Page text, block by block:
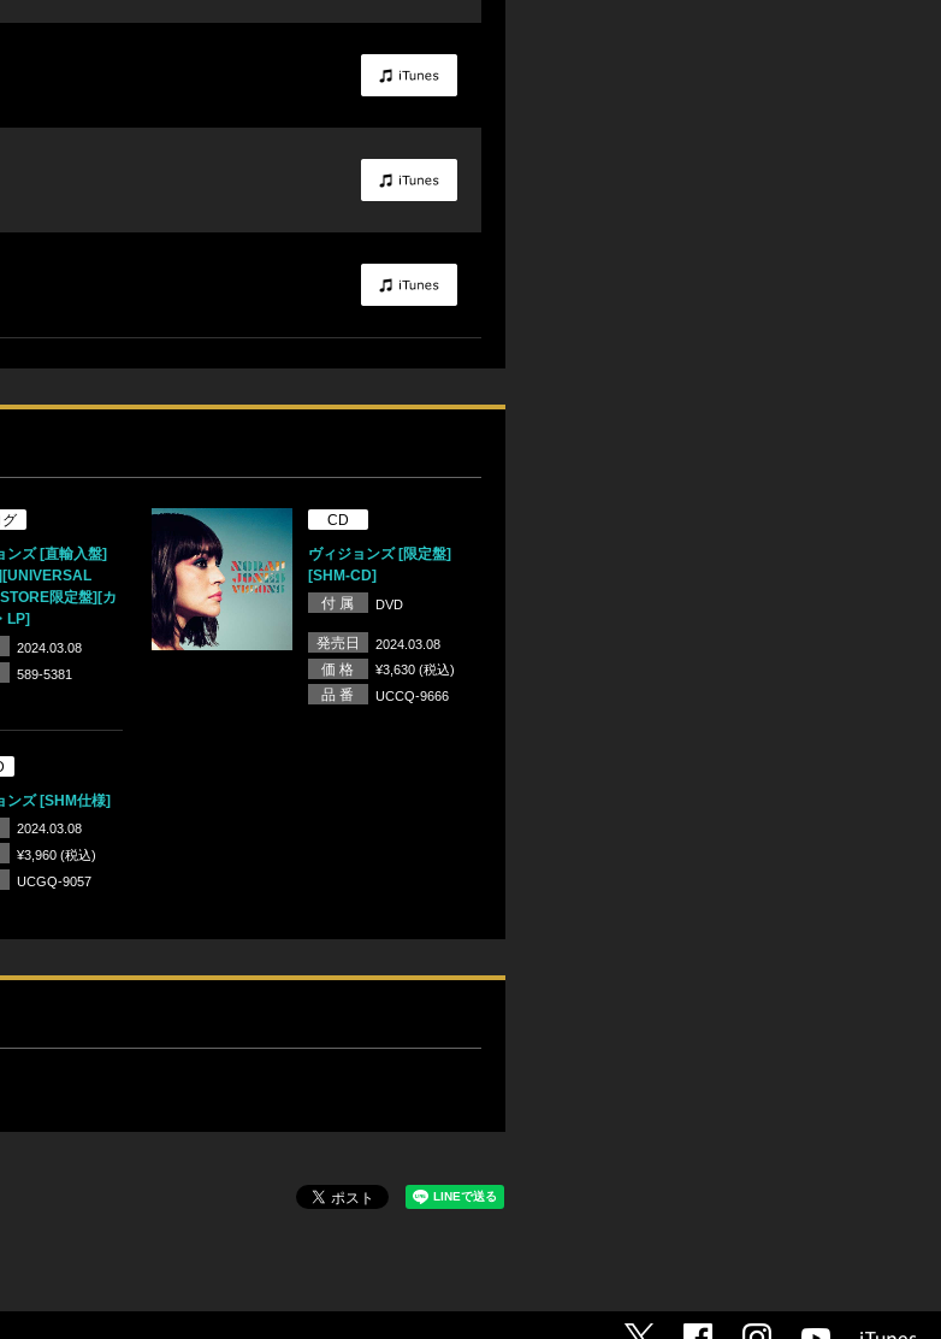
グ
ンズ [直輸入盤]
限定盤][カ
LP]
2024.03.08
589-5381
CD
ヴィジョンズ [限定盤]
[SHM-CD]
付 属
DVD
発売日 2024.03.08
価 格 ¥3,630 (税込)
品 番 UCCQ-9666
ンズ [SHM仕様]
2024.03.08
¥3,960 (税込)
UCGQ-9057